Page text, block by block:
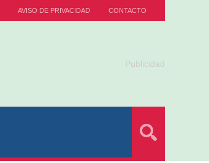
AVISO DE PRIVACIDAD CONTACTO
Publicidad